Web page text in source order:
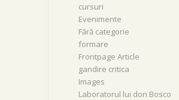
cursuri
Evenimente
Fără categorie
formare
Frontpage Article
gandire critica
Images
Laboratorul lui don Bosco